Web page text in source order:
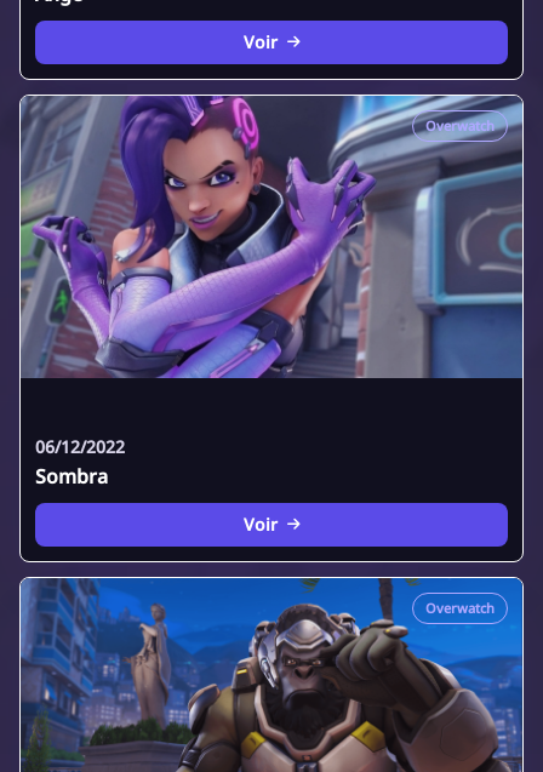
Voir
Overwatch
06/12/2022
Sombra
Voir
Overwatch